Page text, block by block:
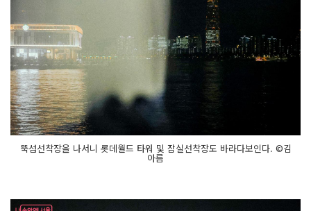
뚝섬선착장을 나서니 롯데월드 타워 및 잠실선착장도 바라다보인다. ©김
아름